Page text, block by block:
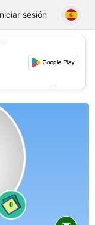
sesión
0